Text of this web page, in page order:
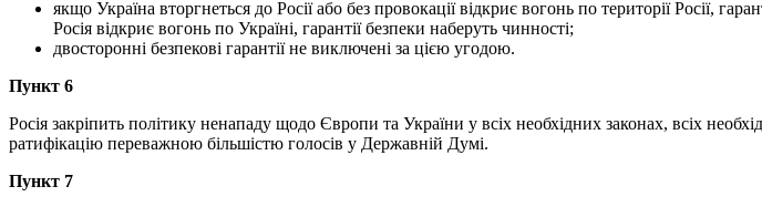
якщо Україна вторгнеться до Росії або без провокації відкриє вогонь по території Росії,
Росія відкриє вогонь по Україні, гарантії безпеки наберуть чинності;
двосторонні безпекові гарантії не виключені за цією угодою.
Пункт 6
Росія закріпить політику ненападу щодо Європи та України у всіх необхідних законах, всіх
ратифікацію переважною більшістю голосів у Державній Думі.
Пункт 7